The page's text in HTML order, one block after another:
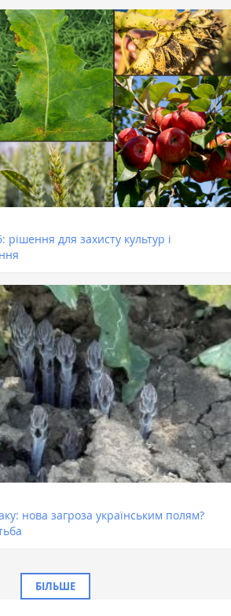
для захисту культур і
нова загроза українським полям?
БІЛЬШЕ